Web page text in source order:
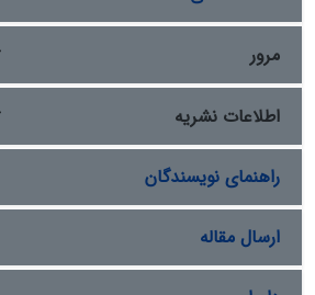
مرور
اطلاعات نشریه
راهنمای نویسندگان
ارسال مقاله